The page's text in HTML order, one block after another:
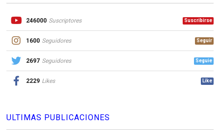
246000 Suscriptores Suscribirse
1600 Seguidores Seguir
2697 Seguidores Seguie
2229 Likes Like
ULTIMAS PUBLICACIONES